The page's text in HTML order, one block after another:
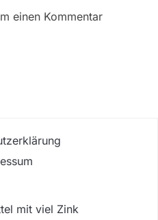
einen Kommentar
mit viel Zink